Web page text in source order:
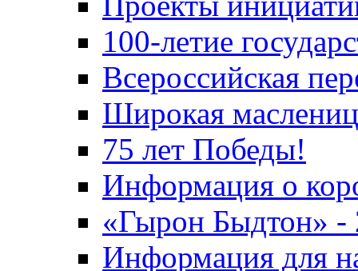
100-летие
Всероссийская
Широкая
75 лет Победы!
Информация о
«Гырон Быдтон» -
Информация для